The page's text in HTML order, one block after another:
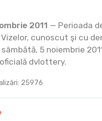
25976
2011 — Perioada
cunoscut şi cu
5 noiembrie
dvlottery.